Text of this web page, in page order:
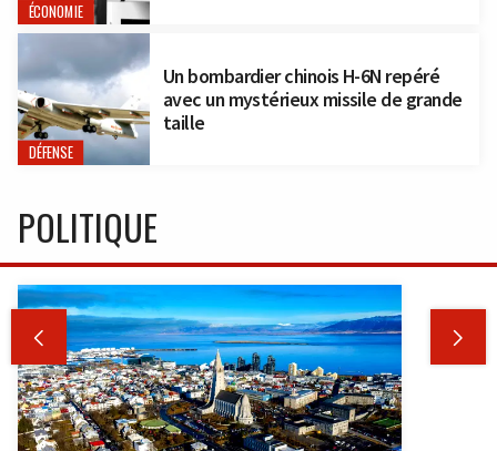
ÉCONOMIE
DÉFENSE
Un bombardier chinois H-6N repéré
avec un mystérieux missile de grande
taille
POLITIQUE
 